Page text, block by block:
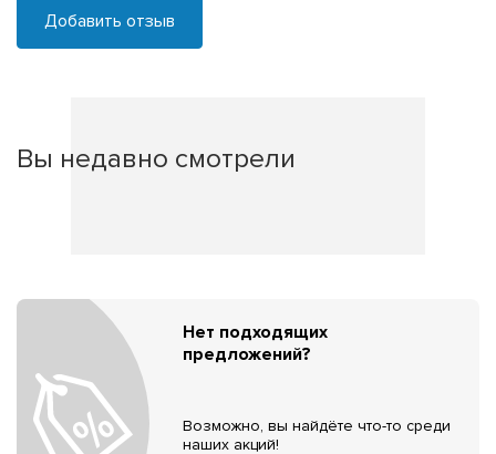
Добавить отзыв
Вы недавно смотрели
Нет подходящих
предложений?
Возможно, вы найдёте что-то среди
наших акций!